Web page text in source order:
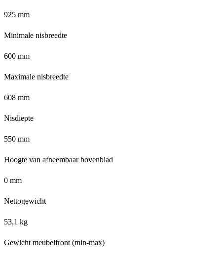
925 mm
Minimale nisbreedte
600 mm
Maximale nisbreedte
608 mm
Nisdiepte
550 mm
Hoogte van afneembaar bovenblad
0 mm
Nettogewicht
53,1 kg
Gewicht meubelfront (min-max)